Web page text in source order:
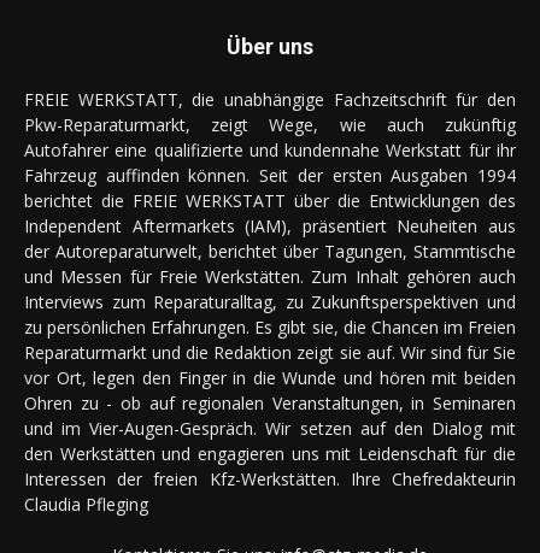
Über uns
FREIE WERKSTATT, die unabhängige Fachzeitschrift für den
Pkw-Reparaturmarkt, zeigt Wege, wie auch zukünftig
Autofahrer eine qualifizierte und kundennahe Werkstatt für ihr
Fahrzeug auffinden können. Seit der ersten Ausgaben 1994
berichtet die FREIE WERKSTATT über die Entwicklungen des
Independent Aftermarkets (IAM), präsentiert Neuheiten aus
der Autoreparaturwelt, berichtet über Tagungen, Stammtische
und Messen für Freie Werkstätten. Zum Inhalt gehören auch
Interviews zum Reparaturalltag, zu Zukunftsperspektiven und
zu persönlichen Erfahrungen. Es gibt sie, die Chancen im Freien
Reparaturmarkt und die Redaktion zeigt sie auf. Wir sind für Sie
vor Ort, legen den Finger in die Wunde und hören mit beiden
Ohren zu - ob auf regionalen Veranstaltungen, in Seminaren
und im Vier-Augen-Gespräch. Wir setzen auf den Dialog mit
den Werkstätten und engagieren uns mit Leidenschaft für die
Interessen der freien Kfz-Werkstätten. Ihre Chefredakteurin
Claudia Pfleging